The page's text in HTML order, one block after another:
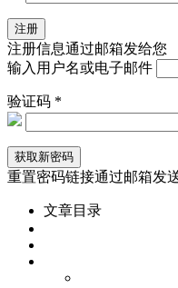
注册信息通过邮箱发给您
输入用户名或电子邮件
验证码 *
重置密码链接通过邮箱发
文章目录